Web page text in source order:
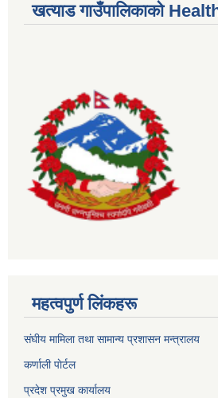
खत्याड गाउँपालिकाकाे
महत्वपुर्ण लिंकहरू
संघीय मामिला तथा सामान्य प्रशासन मन्त्रालय
कर्णाली पाेर्टल
प्रदेश प्रमुख कार्यालय